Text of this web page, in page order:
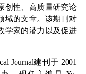
创性、高质量研究论
域的文章。该期刊对
学家的潜力以及促进
Journal建刊于 2001